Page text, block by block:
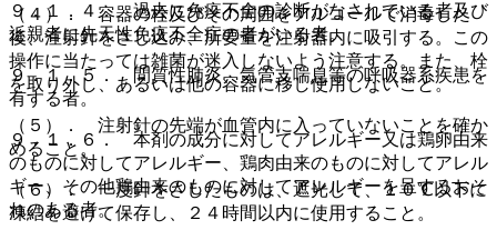
（４）． 容器の栓及びその周囲をアルコールで消毒した
後、注射針をさし込み、所要量を注射器内に吸引する。この
操作に当たっては雑菌が迷入しないよう注意する。また、栓
を取り外し、あるいは他の容器に移し使用しないこと。
（５）． 注射針の先端が血管内に入っていないことを確か
めること。
（６）． 一度針をさしたものは、遮光して、１０℃以下に
凍結を避けて保存し、２４時間以内に使用すること。
９．１．４． 過去に免疫不全の診断がなされている者及び
近親者に先天性免疫不全症の者がいる者。
９．１．５． 間質性肺炎、気管支喘息等の呼吸器系疾患を
有する者。
９．１．６． 本剤の成分に対してアレルギー又は鶏卵由来
のものに対してアレルギー、鶏肉由来のものに対してアレル
ギー、その他鶏由来のものに対してアレルギーを呈するおそ
れのある者。